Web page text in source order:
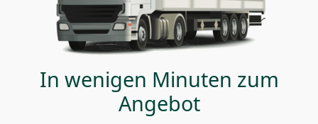
In wenigen Minuten zum
Angebot